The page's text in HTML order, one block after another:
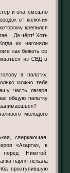
и она смешно
от колючих
крепился
Да чёрт! Хоть
их нагоняли
как бежать со
из СВД в
в палатку,
можно тебя
часть лагеря
общую палатку
молодого
сверкающая,
«Азарта», в
Никитой,
парня лежала
проступившую